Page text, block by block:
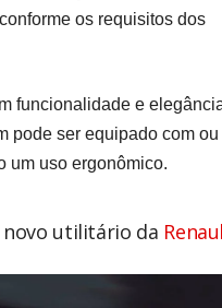
os requisitos dos
funcionalidade e
pode ser equipado com ou
um uso ergonômico.
novo utilitário da